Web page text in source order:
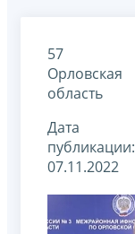
57
Орловская
область
Дата
публикации:
07.11.2022